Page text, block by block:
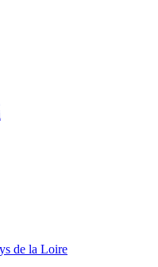
de la Loire